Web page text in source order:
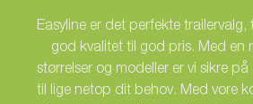
Easyline er det perfekte trailervalg,
god kvalitet til god pris. Med en
størrelser og modeller er vi sikre
til lige netop dit behov. Med vore